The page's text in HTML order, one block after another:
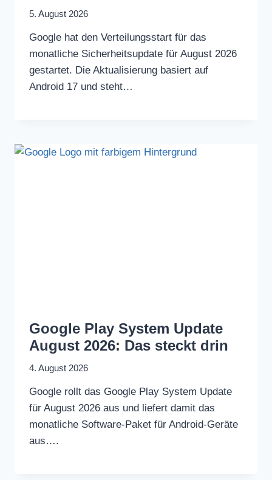
5. August 2026
Google hat den Verteilungsstart für das
monatliche Sicherheitsupdate für August 2026
gestartet. Die Aktualisierung basiert auf
Android 17 und steht…
Google Play System Update
August 2026: Das steckt drin
4. August 2026
Google rollt das Google Play System Update
für August 2026 aus und liefert damit das
monatliche Software-Paket für Android-Geräte
aus….